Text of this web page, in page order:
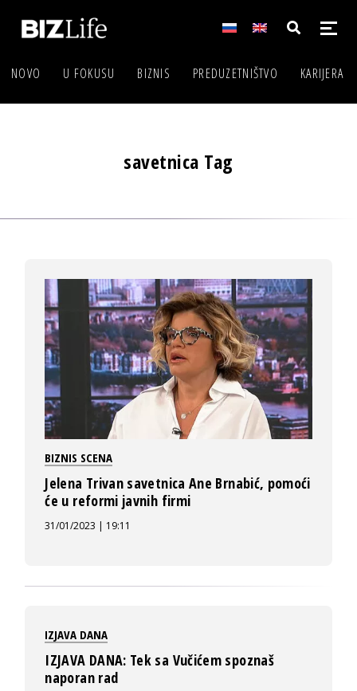
NOVO U FOKUSU BIZNIS PREDUZETNIŠTVO KARIJERA
savetnica Tag
BIZNIS SCENA
Jelena Trivan savetnica Ane Brnabić, pomoći
će u reformi javnih firmi
31/01/2023 | 19:11
IZJAVA DANA
IZJAVA DANA: Tek sa Vučićem spoznaš
naporan rad